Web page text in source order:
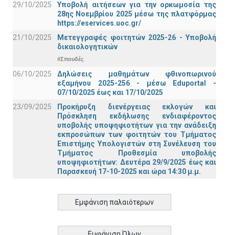
29/10/2025
Υποβολή αιτήσεων για την ορκωμοσία της
28ης Νοεμβρίου 2025 μέσω της πλατφόρμας
https://eservices.uoc.gr/
21/10/2025
Μετεγγραφές φοιτητών 2025-26 - Υποβολή
δικαιολογητικών
#Σπουδές
06/10/2025
Δηλώσεις μαθημάτων φθινοπωρινού
εξαμήνου 2025-256 - μέσω Εduportal -
07/10/2025 έως και 17/10/2025
23/09/2025
Προκήρυξη διενέργειας εκλογών και
Πρόσκληση εκδήλωσης ενδιαφέροντος
υποβολής υποψηφιοτήτων για την ανάδειξη
εκπροσώπων των φοιτητών του Τμήματος
Επιστήμης Υπολογιστών στη Συνέλευση του
Τμήματος Προθεσμία υποβολής
υποψηφιοτήτων: Δευτέρα 29/9/2025 έως και
Παρασκευή 17-10-2025 και ώρα 14:30 μ.μ.
Εμφάνιση παλαιότερων